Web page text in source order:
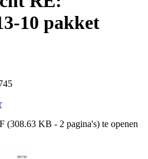
10 pakket
(308.63 KB - 2 pagina's) te openen